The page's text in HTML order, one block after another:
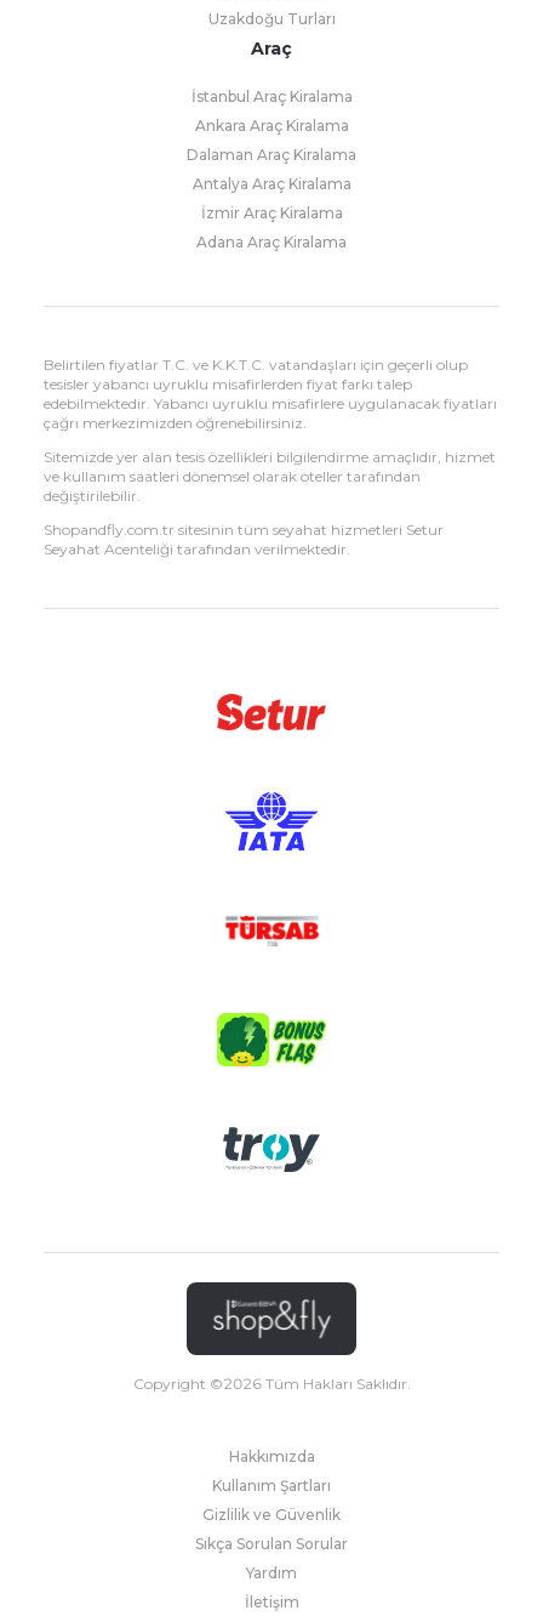
Uzakdoğu Turları
Araç
İstanbul Araç Kiralama
Ankara Araç Kiralama
Dalaman Araç Kiralama
Antalya Araç Kiralama
İzmir Araç Kiralama
Adana Araç Kiralama
Belirtilen fiyatlar T.C. ve K.K.T.C. vatandaşları için geçerli olup
tesisler yabancı uyruklu misafirlerden fiyat farkı talep
edebilmektedir. Yabancı uyruklu misafirlere uygulanacak fiyatları
çağrı merkezimizden öğrenebilirsiniz.
Sitemizde yer alan tesis özellikleri bilgilendirme amaçlıdır, hizmet
ve kullanım saatleri dönemsel olarak oteller tarafından
değiştirilebilir.
Shopandfly.com.tr sitesinin tüm seyahat hizmetleri Setur
Seyahat Acenteliği tarafından verilmektedir.
Copyright ©2026Tüm Hakları Saklıdır.
Hakkımızda
Kullanım Şartları
Gizlilik ve Güvenlik
Sıkça Sorulan Sorular
Yardım
İletişim